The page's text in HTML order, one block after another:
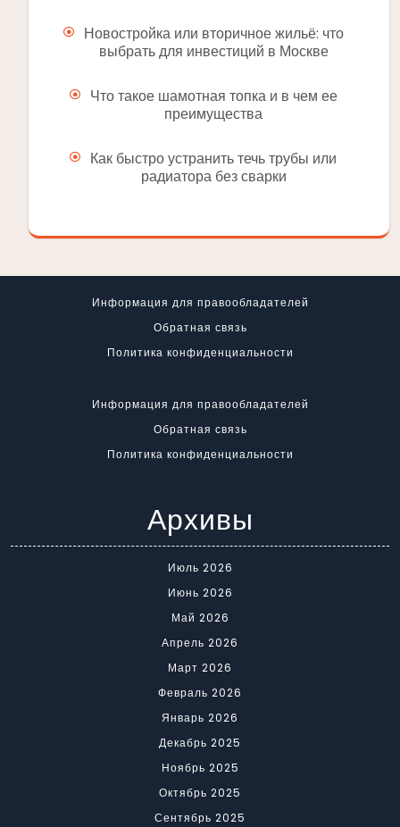
Новостройка или вторичное жильё: что
выбрать для инвестиций в Москве
Что такое шамотная топка и в чем ее
преимущества
Как быстро устранить течь трубы или
радиатора без сварки
Информация для правообладателей
Обратная связь
Политика конфиденциальности
Информация для правообладателей
Обратная связь
Политика конфиденциальности
Архивы
Июль 2026
Июнь 2026
Май 2026
Апрель 2026
Март 2026
Февраль 2026
Январь 2026
Декабрь 2025
Ноябрь 2025
Октябрь 2025
Сентябрь 2025